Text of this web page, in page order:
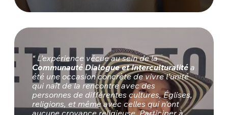
“ L’expérience vécue au sein de la
Communauté Dialogue et Interculturalité a
été une occasion concrète de vivre l’unité
qui naît de la rencontre avec des
personnes de différentes cultures, Églises,
religions, et même avec celles qui n’ont